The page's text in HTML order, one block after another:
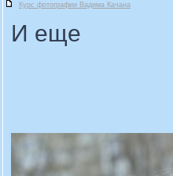
Курс фотографии Вадима Качана
И еще